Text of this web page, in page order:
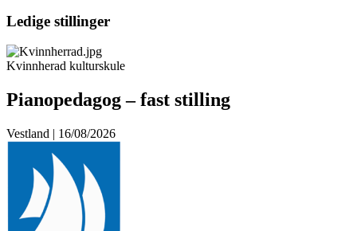
Ledige stillinger
Kvinnherad kulturskule
Pianopedagog – fast stilling
Vestland | 16/08/2026